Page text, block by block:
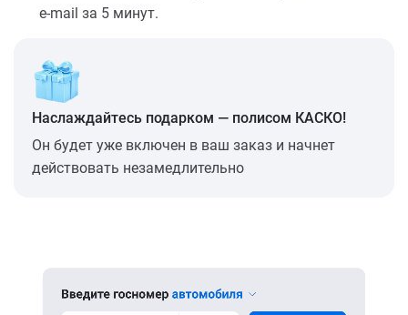
e-mail за 5 минут.
Наслаждайтесь подарком — полисом КАСКО!
Он будет уже включен в ваш заказ и начнет
действовать незамедлительно